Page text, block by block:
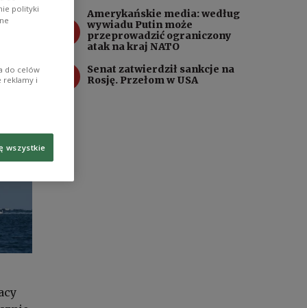
Amerykańskie media: według
wywiadu Putin może
przeprowadzić ograniczony
atak na kraj NATO
Senat zatwierdził sankcje na
Rosję. Przełom w USA
polityki
do celów
reklamy i
wszystkie